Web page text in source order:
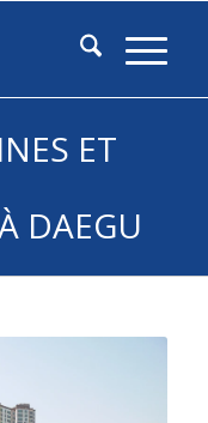
ET
DAEGU